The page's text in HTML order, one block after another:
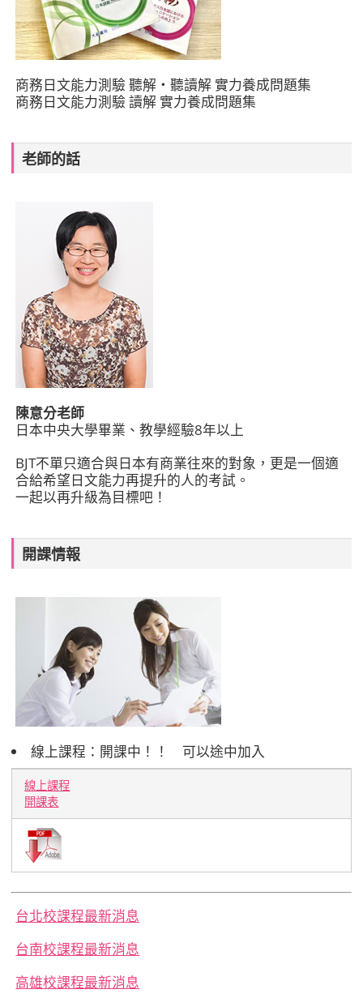
商務日文能力測驗 聽解・聽讀解 實力養成問題集
商務日文能力測驗 讀解 實力養成問題集
老師的話
陳意分老師
日本中央大學畢業、教學經驗8年以上
BJT不單只適合與日本有商業往來的對象，更是一個適
合給希望日文能力再提升的人的考試。
一起以再升級為目標吧！
開課情報
線上課程：開課中！！ 可以途中加入
線上課程
開課表
台北校課程最新消息
台南校課程最新消息
高雄校課程最新消息